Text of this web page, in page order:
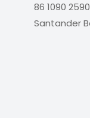
86 1090
Santander